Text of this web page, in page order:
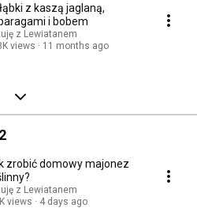
z kaszą jaglaną,
i bobem
z Lewiatanem
views
11 months ago
zrobić domowy majonez
z Lewiatanem
views
4 days ago